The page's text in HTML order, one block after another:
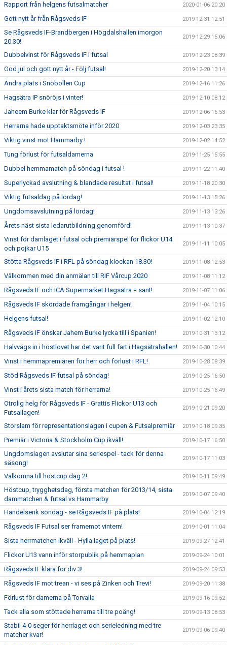
Rapport från helgens futsalmatcher 2020-01-06 20:20
Gott nytt år från Rågsveds IF 2019-12-31 12:51
Se Rågsveds IF-Brandbergen i Högdalshallen imorgon
20.30!
2019-12-29 15:06
Dubbelvinst för Rågsveds IF i futsal 2019-12-23 08:39
God jul och gott nytt år - Följ futsal! 2019-12-20 13:14
Andra plats i Snöbollen Cup 2019-12-16 11:26
Hagsätra IP snöröjs i vinter! 2019-12-10 08:12
Jaheem Burke klar för Rågsveds IF 2019-12-06 16:53
Herrarna hade upptaktsmöte inför 2020 2019-12-03 23:35
Viktig vinst mot Hammarby ! 2019-12-02 14:52
Tung förlust för futsaldamerna 2019-11-25 15:55
Dubbel hemmamatch på söndag i futsal ! 2019-11-22 11:40
Superlyckad avslutning & blandade resultat i futsal! 2019-11-18 20:30
Viktig futsaldag på lördag! 2019-11-13 15:26
Ungdomsavslutning på lördag! 2019-11-13 13:26
Årets näst sista ledarutbildning genomförd! 2019-11-13 10:37
Vinst för damlaget i futsal och premiärspel för flickor U14
och pojkar U15
2019-11-11 10:05
Stötta Rågsveds IF i RFL på söndag klockan 18.30! 2019-11-08 12:53
Välkommen med din anmälan till RIF Vårcup 2020 2019-11-08 11:12
Rågsveds IF och ICA Supermarket Hagsätra = sant! 2019-11-07 11:06
Rågsveds IF skördade framgångar i helgen! 2019-11-04 10:15
Helgens futsal! 2019-11-02 12:10
Rågsveds IF önskar Jahem Burke lycka till i Spanien! 2019-10-31 13:12
Halvvägs in i höstlovet har det varit full fart i Hagsätrahallen! 2019-10-30 10:44
Vinst i hemmapremiären för herr och förlust i RFL! 2019-10-28 08:39
Stöd Rågsveds IF futsal på söndag! 2019-10-25 16:50
Vinst i årets sista match för herrarna! 2019-10-25 16:49
Otrolig helg för Rågsveds IF - Grattis Flickor U13 och
Futsallagen!
2019-10-21 09:20
Storslam för representationslagen i cupen & Futsalpremiär 2019-10-18 09:35
Premiär i Victoria & Stockholm Cup ikväll! 2019-10-17 16:50
Ungdomslagen avslutar sina seriespel - tack för denna
säsong!
2019-10-17 11:03
Välkomna till höstcup dag 2! 2019-10-11 09:49
Höstcup, trygghetsdag, första matchen för 2013/14, sista
dammatchen & futsal vs Hammarby
2019-10-07 09:40
Händelserik söndag - se Rågsveds IF på plats! 2019-10-04 12:19
Rågsveds IF Futsal ser framemot vintern! 2019-10-01 11:04
Sista herrmatchen ikväll - Hylla laget på plats! 2019-09-27 12:41
Flickor U13 vann inför storpublik på hemmaplan 2019-09-24 10:01
Rågsveds IF klara för div 3! 2019-09-24 09:53
Rågsveds IF mot trean - vi ses på Zinken och Trevi! 2019-09-20 11:38
Förlust för damerna på Torvalla 2019-09-16 09:52
Tack alla som stöttade herrarna till tre poäng! 2019-09-13 08:53
Stabil 4-0 seger för herrlaget och serieledning med tre
matcher kvar!
2019-09-06 09:40